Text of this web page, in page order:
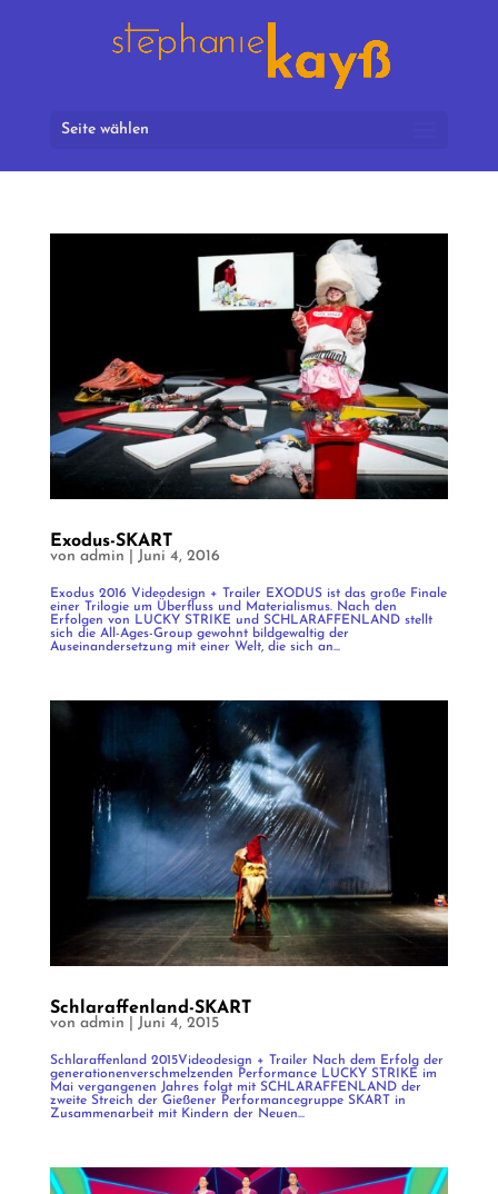
Seite wählen
Exodus-SKART
von admin Juni 4, 2016
Exodus 2016 Videodesign + Trailer EXODUS ist das große Finale
einer Trilogie um Überfluss und Materialismus. Nach den
Erfolgen von LUCKY STRIKE und SCHLARAFFENLAND stellt
sich die All-Ages-Group gewohnt bildgewaltig der
Auseinandersetzung mit einer Welt, die sich an...
Schlaraffenland-SKART
von admin Juni 4, 2015
Schlaraffenland 2015Videodesign + Trailer Nach dem Erfolg der
generationenverschmelzenden Performance LUCKY STRIKE im
Mai vergangenen Jahres folgt mit SCHLARAFFENLAND der
zweite Streich der Gießener Performancegruppe SKART in
Zusammenarbeit mit Kindern der Neuen...